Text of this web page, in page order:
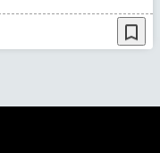
bookmark_border